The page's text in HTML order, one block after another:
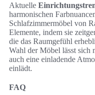
Aktuelle
harmonischen
Schlafzimmermöbel von
Elemente, indem sie
die das Raumgefühl
Wahl der Möbel lässt sich
auch eine einladende
einlädt.
FAQ